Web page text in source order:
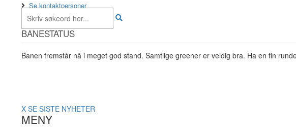
Se kontaktpersoner
BANESTATUS
Banen fremstår nå i meget god stand. Samtlige greener er veldig bra. Ha en fin
X SE SISTE NYHETER
MENY